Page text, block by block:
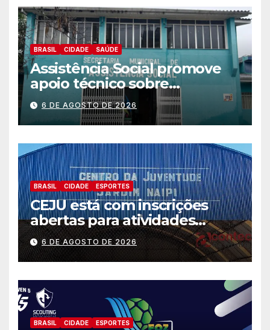
BRASIL CIDADE SAÚDE
Assistência Social promove
apoio técnico sobre
preparação e resposta a
situações de emergência e
calamidade pública
6 DE AGOSTO DE 2026
BRASIL CIDADE ESPORTES
CEJU está com inscrições
abertas para atividades
gratuitas
6 DE AGOSTO DE 2026
BRASIL CIDADE ESPORTES